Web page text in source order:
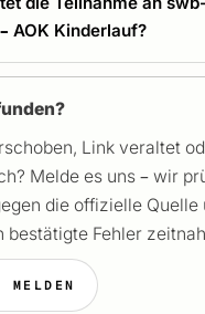
AOK Kinderlauf?
Link veraltet
Melde es uns – wir
die offizielle Quelle
bestätigte Fehler
MELDEN